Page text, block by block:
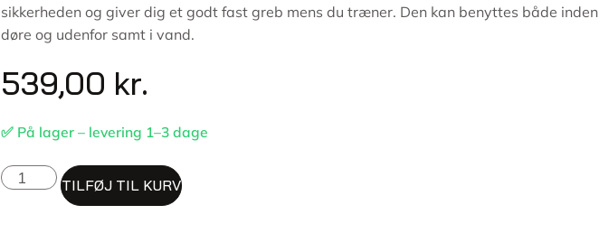
sikkerheden og giver dig et godt fast greb mens du træner. Den kan benyttes både inden
døre og udenfor samt i vand.
539,00 kr.
✅ På lager – levering 1–3 dage
TILFØJ TIL KURV